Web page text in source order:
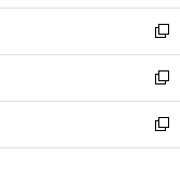
開
く
ウ
で
開
く
ウ
ィ
ン
ド
ウ
で
開
し
い
ウ
ィ
ン
ド
ウ
新
し
い
ウ
ィ
ン
新
し
い
ウ
新
し